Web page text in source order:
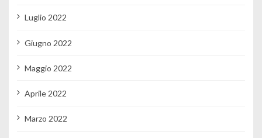
Luglio 2022
Giugno 2022
Maggio 2022
Aprile 2022
Marzo 2022